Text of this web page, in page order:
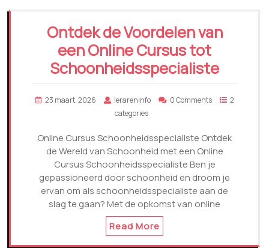
Ontdek de Voordelen van
een Online Cursus tot
Schoonheidsspecialiste
23 maart, 2026 lerareninfo 0 Comments
2
categories
Online Cursus Schoonheidsspecialiste Ontdek
de Wereld van Schoonheid met een Online
Cursus Schoonheidsspecialiste Ben je
gepassioneerd door schoonheid en droom je
ervan om als schoonheidsspecialiste aan de
slag te gaan? Met de opkomst van online
Read More